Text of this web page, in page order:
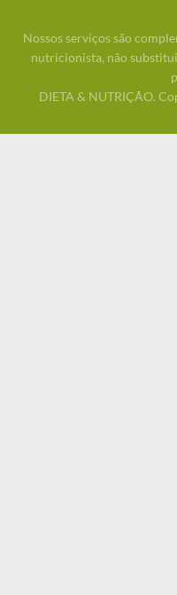
Nossos serviços são
nutricionista, não
DIETA & NUTRIÇÃO.